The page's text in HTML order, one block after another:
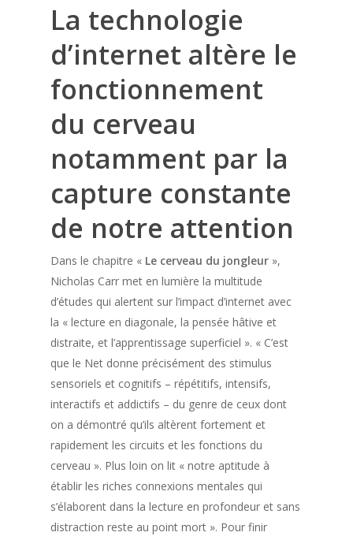
La technologie
d’internet altère le
fonctionnement
du cerveau
notamment par la
capture constante
de notre attention
Dans le chapitre « Le cerveau du jongleur »,
Nicholas Carr met en lumière la multitude
d’études qui alertent sur l’impact d’internet avec
la « lecture en diagonale, la pensée hâtive et
distraite, et l’apprentissage superficiel ». « C’est
que le Net donne précisément des stimulus
sensoriels et cognitifs – répétitifs, intensifs,
interactifs et addictifs – du genre de ceux dont
on a démontré qu’ils altèrent fortement et
rapidement les circuits et les fonctions du
cerveau ». Plus loin on lit « notre aptitude à
établir les riches connexions mentales qui
s’élaborent dans la lecture en profondeur et sans
distraction reste au point mort ». Pour finir